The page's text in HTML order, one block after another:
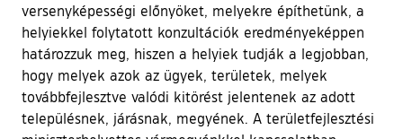
versenyképességi előnyöket, melyekre építhetünk, a
helyiekkel folytatott konzultációk eredményeképpen
határozzuk meg, hiszen a helyiek tudják a legjobban,
hogy melyek azok az ügyek, területek, melyek
továbbfejlesztve valódi kitörést jelentenek az adott
településnek, járásnak, megyének. A területfejlesztési